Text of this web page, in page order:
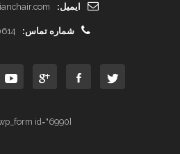
ایمیل:
شماره تماس:
[mc4wp_form id="6990"]